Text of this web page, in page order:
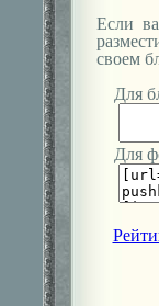
Если
своем
Для
Для